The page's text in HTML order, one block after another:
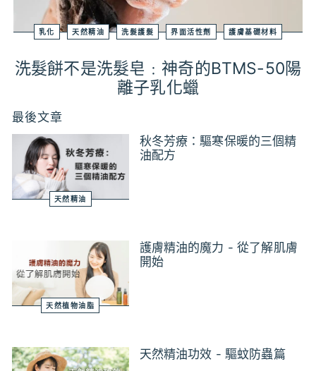
乳化 天然精油 洗髮護髮 界面活性劑 護膚基礎材料
洗髮餅不是洗髮皂﹕神奇的BTMS-50陽
離子乳化蠟
最後文章
天然精油
秋冬芳療：驅寒保暖的三個精
油配方
天然植物油脂
護膚精油的魔力 - 從了解肌膚
開始
天然精油功效 - 驅蚊防蟲篇